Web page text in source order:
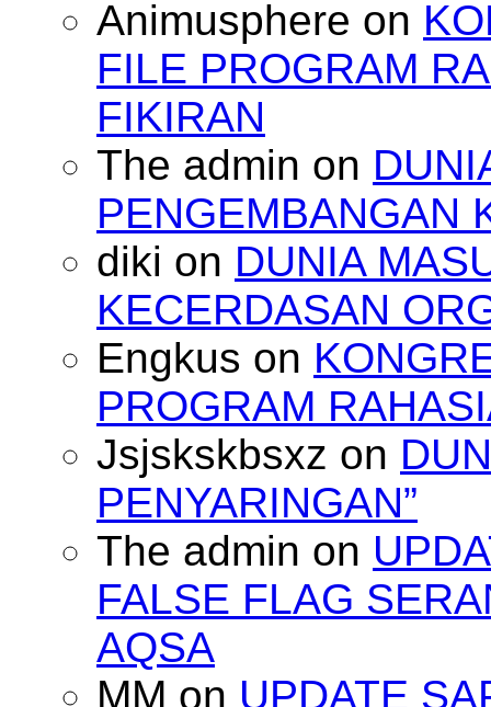
Animusphere on
FILE PROGRAM
FIKIRAN
The admin on
PENGEMBANGAN
diki on DUNIA
KECERDASAN
Engkus on
PROGRAM
Jsjskskbsxz on
PENYARINGAN”
The admin on
FALSE FLAG
AQSA
MM on UPDATE